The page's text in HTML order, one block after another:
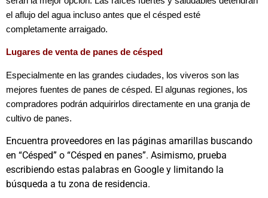
el aflujo del agua incluso antes que el césped esté
completamente arraigado.
Lugares de venta de panes de césped
Especialmente en las grandes ciudades, los viveros son las
mejores fuentes de panes de césped. El algunas regiones, los
compradores podrán adquirirlos directamente en una granja de
cultivo de panes.
Encuentra proveedores en las páginas amarillas buscando
en “Césped” o “Césped en panes”. Asimismo, prueba
escribiendo estas palabras en Google y limitando la
búsqueda a tu zona de residencia.